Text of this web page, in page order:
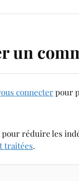
un
connecterpour
réduire les
traitées.